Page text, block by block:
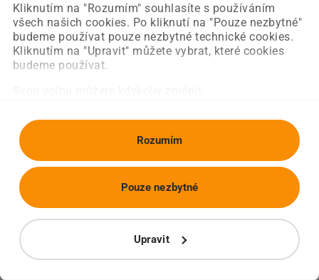
Kliknutím na "Rozumím" souhlasíte s používáním
všech našich cookies. Po kliknutí na "Pouze nezbytné"
budeme používat pouze nezbytné technické cookies.
Kliknutím na "Upravit" můžete vybrat, které cookies
budeme používat.
Rozumím
Upravit
Pouze nezbytné
Obnovit stránku Úvodní strana